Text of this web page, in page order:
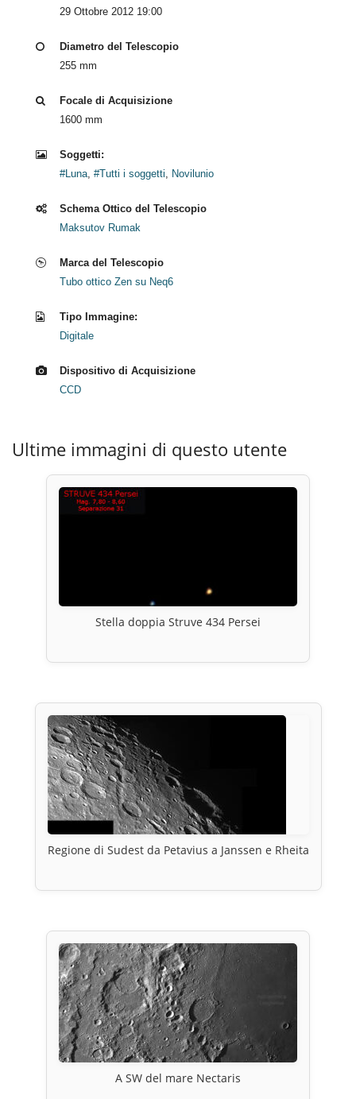
29 Ottobre 2012 19:00
Diametro del Telescopio
255 mm
Focale di Acquisizione
1600 mm
Soggetti:
#Luna, #Tutti i soggetti, Novilunio
Schema Ottico del Telescopio
Maksutov Rumak
Marca del Telescopio
Tubo ottico Zen su Neq6
Tipo Immagine:
Digitale
Dispositivo di Acquisizione
CCD
Ultime immagini di questo utente
Stella doppia Struve 434 Persei
Regione di Sudest da Petavius a Janssen e Rheita
A SW del mare Nectaris